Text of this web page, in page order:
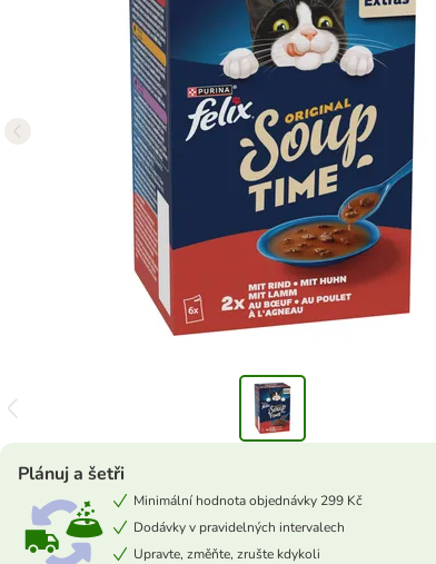
Plánuj a šetři
Minimální hodnota objednávky 299 Kč
Dodávky v pravidelných intervalech
Upravte, změňte, zrušte kdykoli